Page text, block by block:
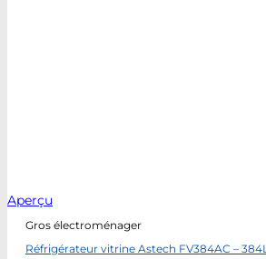
Aperçu
Gros électroménager
Réfrigérateur vitrine Astech FV384AC – 384L